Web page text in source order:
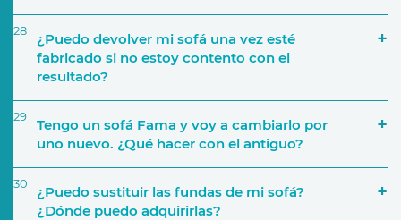
28
¿Puedo devolver mi sofá una vez esté
fabricado si no estoy contento con el
resultado?
29
Tengo un sofá Fama y voy a cambiarlo por
uno nuevo. ¿Qué hacer con el antiguo?
30
¿Puedo sustituir las fundas de mi sofá?
¿Dónde puedo adquirirlas?